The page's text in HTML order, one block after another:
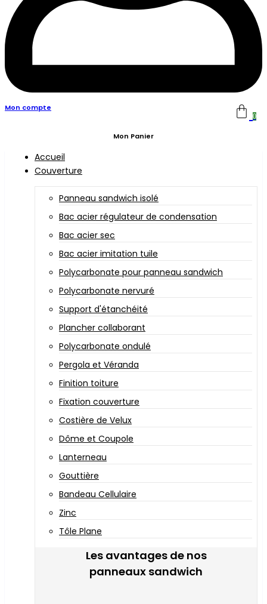
Mon compte
0
Mon Panier
Accueil
Couverture
Panneau sandwich isolé
Bac acier régulateur de condensation
Bac acier sec
Bac acier imitation tuile
Polycarbonate pour panneau sandwich
Polycarbonate nervuré
Support d'étanchéité
Plancher collaborant
Polycarbonate ondulé
Pergola et Véranda
Finition toiture
Fixation couverture
Costière de Velux
Dôme et Coupole
Lanterneau
Gouttière
Bandeau Cellulaire
Zinc
Tôle Plane
Les avantages de nos
panneaux sandwich